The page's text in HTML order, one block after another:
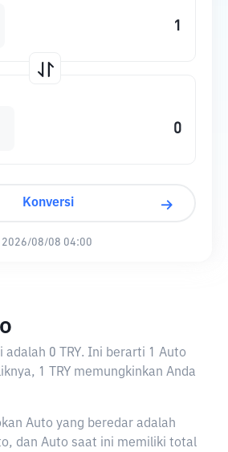
Konversi
2026/08/08 04:00
adalah 0 TRY. Ini berarti 1 Auto
1 TRY memungkinkan Anda
Auto yang beredar adalah
dan Auto saat ini memiliki total